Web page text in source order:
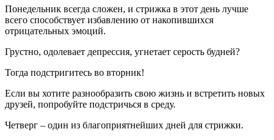
Понедельник всегда сложен, и стрижка в этот день лучше
всего способствует избавлению от накопившихся
отрицательных эмоций.
Грустно, одолевает депрессия, угнетает серость будней?
Тогда подстригитесь во вторник!
Если вы хотите разнообразить свою жизнь и встретить новых
друзей, попробуйте подстричься в среду.
Четверг – один из благоприятнейших дней для стрижки.